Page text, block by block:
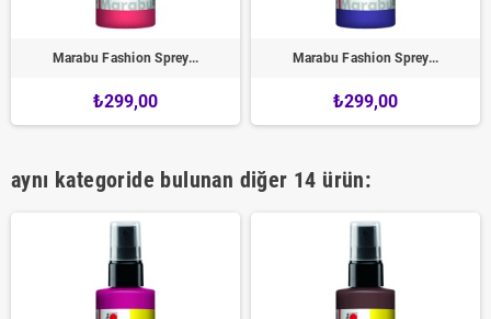
Marabu Fashion Sprey...
₺299,00
Marabu Fashion Sprey...
₺299,00
aynı kategoride bulunan diğer 14 ürün: